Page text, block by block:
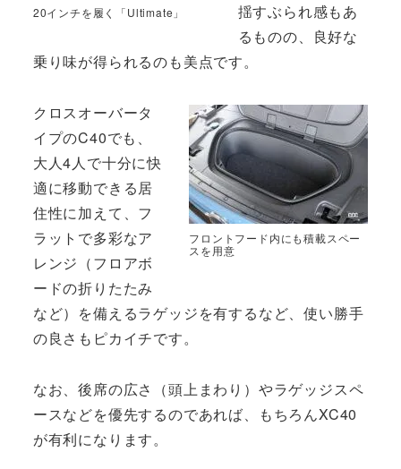
20インチを履く「Ultimate」
揺すぶられ感もあ
るものの、良好な
乗り味が得られるのも美点です。
フロントフード内にも積載スペー
スを用意
クロスオーバータ
イプのC40でも、
大人4人で十分に快
適に移動できる居
住性に加えて、フ
ラットで多彩なア
レンジ（フロアボ
ードの折りたたみ
など）を備えるラゲッジを有するなど、使い勝手
の良さもピカイチです。
なお、後席の広さ（頭上まわり）やラゲッジスペ
ースなどを優先するのであれば、もちろんXC40
が有利になります。